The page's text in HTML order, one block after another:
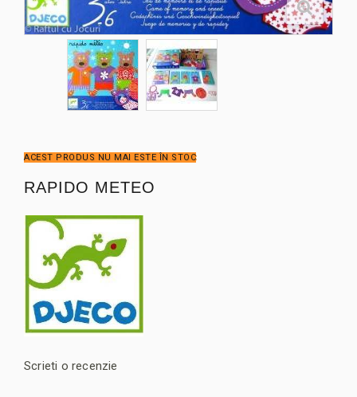
ACEST PRODUS NU MAI ESTE ÎN STOC
RAPIDO METEO
Scrieti o recenzie